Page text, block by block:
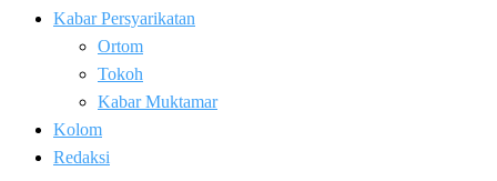
Kabar Persyarikatan
Ortom
Tokoh
Kabar Muktamar
Kolom
Redaksi